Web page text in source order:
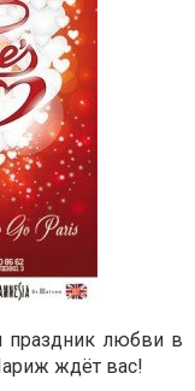
праздник любви в
ждёт вас!